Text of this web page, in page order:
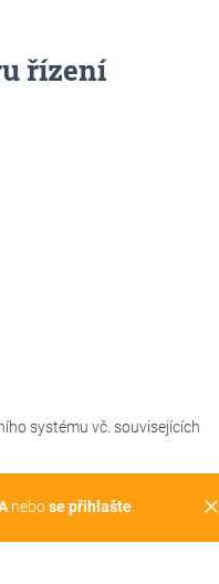
řízení
systému vč. souvisejících
clear
nebose přihlašte.